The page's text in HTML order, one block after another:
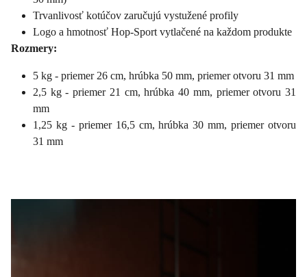
Trvanlivosť kotúčov zaručujú vystužené profily
Logo a hmotnosť Hop-Sport vytlačené na každom produkte
Rozmery:
5 kg - priemer 26 cm, hrúbka 50 mm, priemer otvoru 31 mm
2,5 kg - priemer 21 cm, hrúbka 40 mm, priemer otvoru 31
mm
1,25 kg - priemer 16,5 cm, hrúbka 30 mm, priemer otvoru
31 mm